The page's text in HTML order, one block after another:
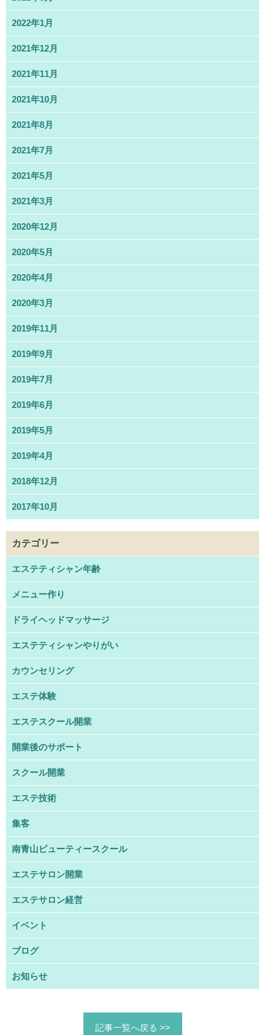
2022年1月
2021年12月
2021年11月
2021年10月
2021年8月
2021年7月
2021年5月
2021年3月
2020年12月
2020年5月
2020年4月
2020年3月
2019年11月
2019年9月
2019年7月
2019年6月
2019年5月
2019年4月
2018年12月
2017年10月
カテゴリー
エステティシャン年齢
メニュー作り
ドライヘッドマッサージ
エステティシャンやりがい
カウンセリング
エステ体験
エステスクール開業
開業後のサポート
スクール開業
エステ技術
集客
南青山ビューティースクール
エステサロン開業
エステサロン経営
イベント
ブログ
お知らせ
記事一覧へ戻る >>